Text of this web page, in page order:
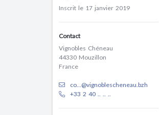
Inscrit le 17 janvier 2019
Contact
Vignobles Chéneau
44330 Mouzillon
France
co...@vignoblescheneau.bzh
+33 2 40 .. .. ..